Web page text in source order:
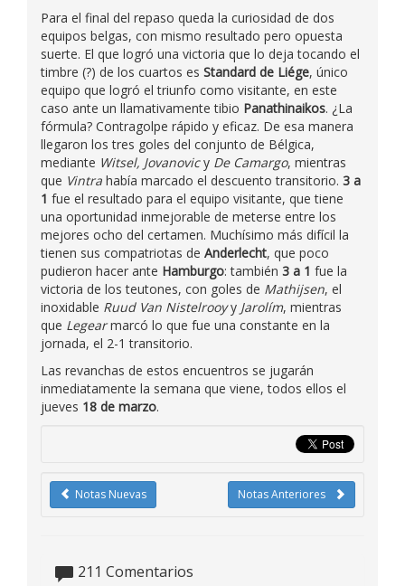
Para el final del repaso queda la curiosidad de dos
equipos belgas, con mismo resultado pero opuesta
suerte. El que logró una victoria que lo deja tocando el
timbre (?) de los cuartos es Standard de Liége, único
equipo que logró el triunfo como visitante, en este
caso ante un llamativamente tibio Panathinaikos. ¿La
fórmula? Contragolpe rápido y eficaz. De esa manera
llegaron los tres goles del conjunto de Bélgica,
mediante Witsel, Jovanovicy De Camargo, mientras
que Vintra había marcado el descuento transitorio. 3 a
1 fue el resultado para el equipo visitante, que tiene
una oportunidad inmejorable de meterse entre los
mejores ocho del certamen. Muchísimo más difícil la
tienen sus compatriotas de Anderlecht, que poco
pudieron hacer ante Hamburgo: también 3 a 1 fue la
victoria de los teutones, con goles de Mathijsen, el
inoxidable Ruud Van Nistelrooyy Jarolím, mientras
que Legearmarcó lo que fue una constante en la
jornada, el 2-1 transitorio.
Las revanchas de estos encuentros se jugarán
inmediatamente la semana que viene, todos ellos el
jueves 18 de marzo.
Notas Anteriores
Notas Nuevas
211 Comentarios